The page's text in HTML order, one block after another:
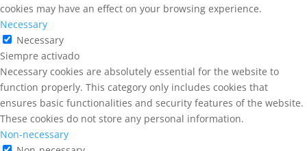
cookies may have an effect on your browsing experience.
Necessary
Necessary
Siempre activado
Necessary cookies are absolutely essential for the website to
function properly. This category only includes cookies that
ensures basic functionalities and security features of the website.
These cookies do not store any personal information.
Non-necessary